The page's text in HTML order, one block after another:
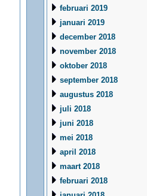
februari 2019
januari 2019
december 2018
november 2018
oktober 2018
september 2018
augustus 2018
juli 2018
juni 2018
mei 2018
april 2018
maart 2018
februari 2018